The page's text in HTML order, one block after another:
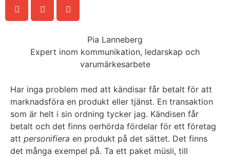
Pia Lanneberg
Expert inom kommunikation, ledarskap och
varumärkesarbete
Har inga problem med att kändisar får betalt för att
marknadsföra en produkt eller tjänst. En transaktion
som är helt i sin ordning tycker jag. Kändisen får
betalt och det finns oerhörda fördelar för ett företag
att personifiera en produkt på det sättet. Det finns
det många exempel på. Ta ett paket müsli, till